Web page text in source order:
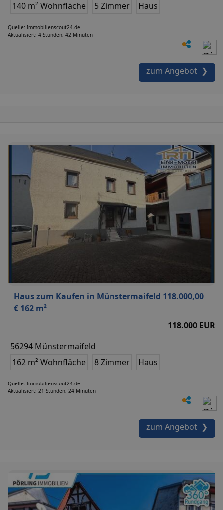
140 m² Wohnfläche
5 Zimmer Haus
Quelle: Immobilienscout24.de
Aktualisiert: 4 Stunden, 42 Minuten
zum Angebot ❯
Haus zum Kaufen in Münstermaifeld 118.000,00
€ 162 m²
118.000 EUR
56294 Münstermaifeld
162 m² Wohnfläche
8 Zimmer Haus
Quelle: Immobilienscout24.de
Aktualisiert: 21 Stunden, 24 Minuten
zum Angebot ❯